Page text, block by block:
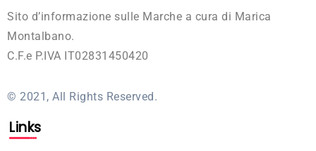
Sito d’informazione sulle Marche a cura di Marica
Montalbano.
C.F.e P.IVA IT02831450420
© 2021, All Rights Reserved.
Links